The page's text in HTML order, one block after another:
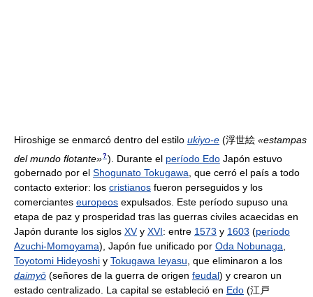
Hiroshige se enmarcó dentro del estilo ukiyo-e (浮世絵 «estampas
del mundo flotante»? ) . Durante el período EdoJapón estuvo
gobernado por el Shogunato Tokugawa , que cerró el país a todo
contacto exterior: los cristianos fueron perseguidos y los
comerciantes europeos expulsados. Este período supuso una
etapa de paz y prosperidad tras las guerras civiles acaecidas en
Japón durante los siglos XVy XVI: entre 1573 y 1603 (período
Azuchi-Momoyama), Japón fue unificado por Oda Nobunaga
Toyotomi Hideyoshi y Tokugawa Ieyasu , que eliminaron a los
daimyō (señores de la guerra de origen feudal) y crearon un
estado centralizado. La capital se estableció en Edo (江戸